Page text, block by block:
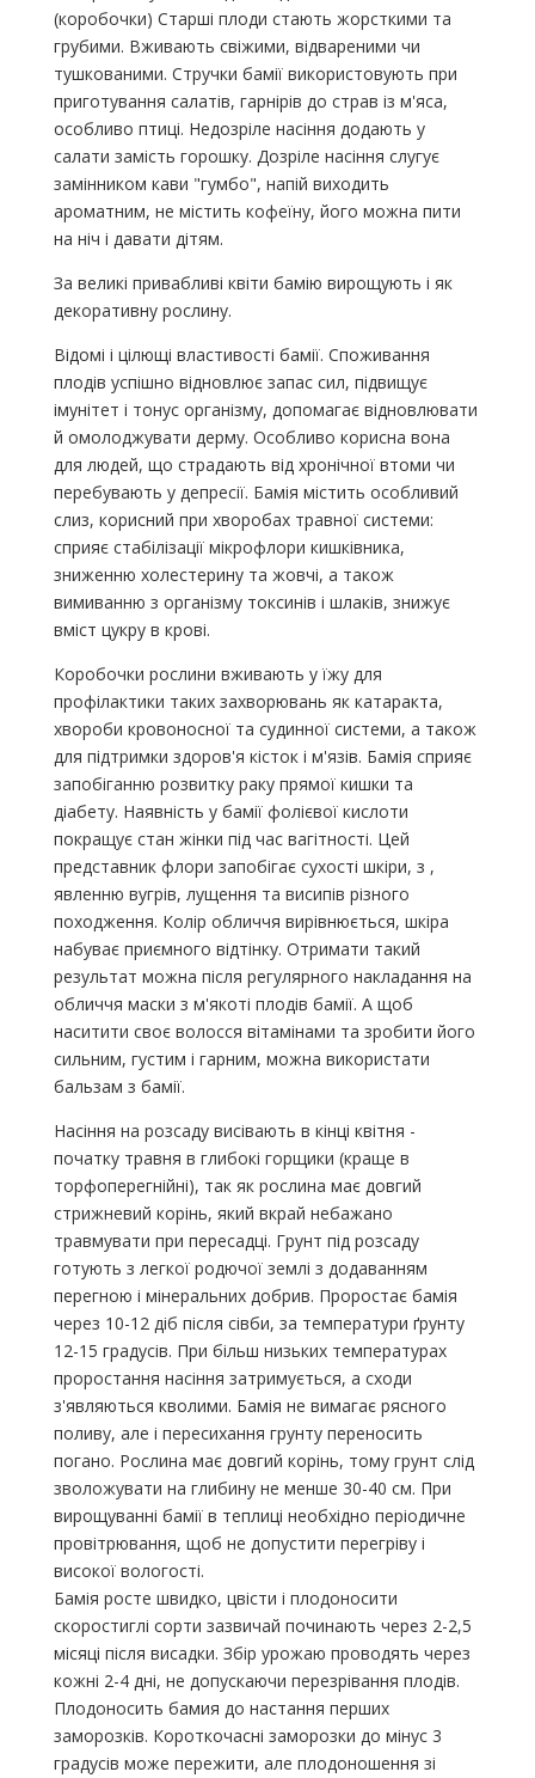
(коробочки) Старші плоди стають жорсткими та
грубими. Вживають свіжими, відвареними чи
тушкованими. Стручки бамії використовують при
приготування салатів, гарнірів до страв із м'яса,
особливо птиці. Недозріле насіння додають у
салати замість горошку. Дозріле насіння слугує
замінником кави "гумбо", напій виходить
ароматним, не містить кофеїну, його можна пити
на ніч і давати дітям.
За великі привабливі квіти бамію вирощують і як
декоративну рослину.
Відомі і цілющі властивості бамії. Споживання
плодів успішно відновлює запас сил, підвищує
імунітет і тонус організму, допомагає відновлювати
й омолоджувати дерму. Особливо корисна вона
для людей, що страдають від хронічної втоми чи
перебувають у депресії. Бамія містить особливий
слиз, корисний при хворобах травної системи:
сприяє стабілізації мікрофлори кишківника,
зниженню холестерину та жовчі, а також
вимиванню з організму токсинів і шлаків, знижує
вміст цукру в крові.
Коробочки рослини вживають у їжу для
профілактики таких захворювань як катаракта,
хвороби кровоносної та судинної системи, а також
для підтримки здоров'я кісток і м'язів. Бамія сприяє
запобіганню розвитку раку прямої кишки та
діабету. Наявність у бамії фолієвої кислоти
покращує стан жінки під час вагітності. Цей
представник флори запобігає сухості шкіри, з ,
явленню вугрів, лущення та висипів різного
походження. Колір обличчя вирівнюється, шкіра
набуває приємного відтінку. Отримати такий
результат можна після регулярного накладання на
обличчя маски з м'якоті плодів бамії. А щоб
наситити своє волосся вітамінами та зробити його
сильним, густим і гарним, можна використати
бальзам з бамії.
Насіння на розсаду висівають в кінці квітня -
початку травня в глибокі горщики (краще в
торфоперегнійні), так як рослина має довгий
стрижневий корінь, який вкрай небажано
травмувати при пересадці. Грунт під розсаду
готують з легкої родючої землі з додаванням
перегною і мінеральних добрив. Проростає бамія
через 10-12 діб після сівби, за температури ґрунту
12-15 градусів. При більш низьких температурах
проростання насіння затримується, а сходи
з'являються кволими. Бамія не вимагає рясного
поливу, але і пересихання грунту переносить
погано. Рослина має довгий корінь, тому грунт слід
зволожувати на глибину не менше 30-40 см. При
вирощуванні бамії в теплиці необхідно періодичне
провітрювання, щоб не допустити перегріву і
високої вологості.
Бамія росте швидко, цвісти і плодоносити
скоростиглі сорти зазвичай починають через 2-2,5
місяці після висадки. Збір урожаю проводять через
кожні 2-4 дні, не допускаючи перезрівання плодів.
Плодоносить бамия до настання перших
заморозків. Короткочасні заморозки до мінус 3
градусів може пережити, але плодоношення зі